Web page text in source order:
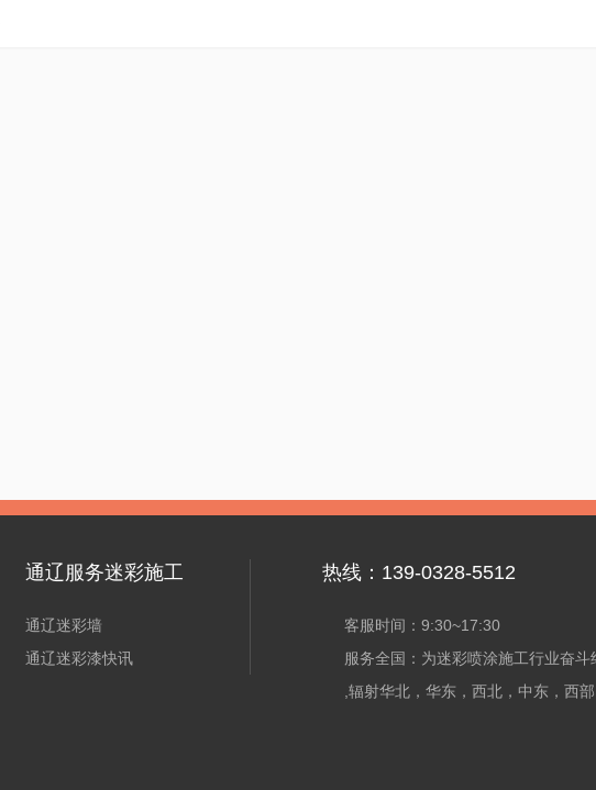
通辽服务迷彩施工
通辽迷彩墙
通辽迷彩漆快讯
热线：139-0328-5512
客服时间：9:30~17:30
服务全国：为迷彩喷涂施工行业奋斗
,辐射华北，华东，西北，中东，西部